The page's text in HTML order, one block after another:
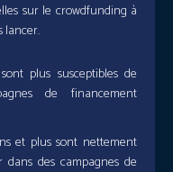
sur le crowdfunding à
lancer.
plus susceptibles de
de financement
et plus sont nettement
dans des campagnes de